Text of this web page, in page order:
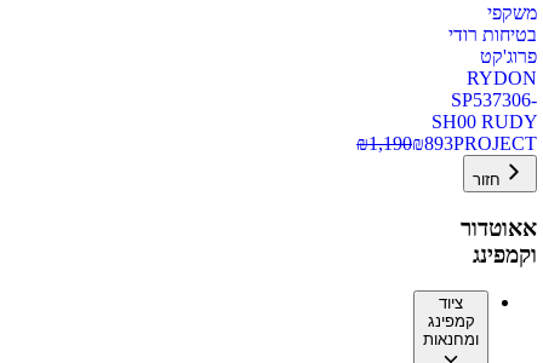
משקפי
בטיחות רודי
פרוג'קט
RYDON
SP537306-
SH00 RUDY
PROJECT
₪893
₪1,190
חזור
אאוטדור
וקמפינג
ציוד
קמפינג
ומחנאות